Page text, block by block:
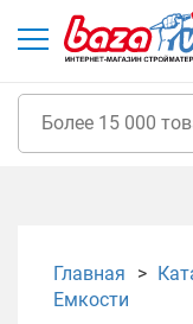
Главная
Емкости